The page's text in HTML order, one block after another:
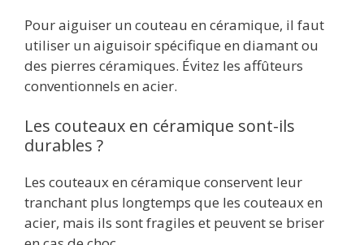
Pour aiguiser un couteau en céramique, il faut
utiliser un aiguisoir spécifique en diamant ou
des pierres céramiques. Évitez les affûteurs
conventionnels en acier.
Les couteaux en céramique sont-ils
durables ?
Les couteaux en céramique conservent leur
tranchant plus longtemps que les couteaux en
acier, mais ils sont fragiles et peuvent se briser